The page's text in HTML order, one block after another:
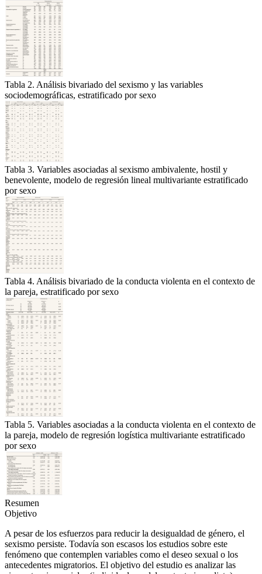
Tabla 2. Análisis bivariado del sexismo y las variables
sociodemográficas, estratificado por sexo
Tabla 3. Variables asociadas al sexismo ambivalente, hostil y
benevolente, modelo de regresión lineal multivariante estratificado
por sexo
Tabla 4. Análisis bivariado de la conducta violenta en el contexto de
la pareja, estratificado por sexo
Tabla 5. Variables asociadas a la conducta violenta en el contexto de
la pareja, modelo de regresión logística multivariante estratificado
por sexo
Resumen
Objetivo
A pesar de los esfuerzos para reducir la desigualdad de género, el
sexismo persiste. Todavía son escasos los estudios sobre este
fenómeno que contemplen variables como el deseo sexual o los
antecedentes migratorios. El objetivo del estudio es analizar las